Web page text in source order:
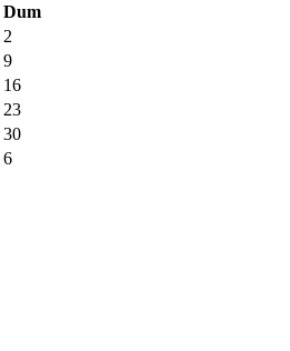
Dum
2
9
16
23
30
6